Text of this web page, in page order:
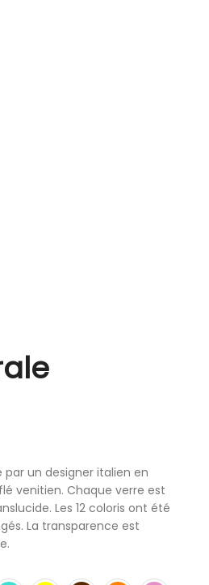
un designer italien en
venitien. Chaque verre est
Les 12 coloris ont été
La transparence est